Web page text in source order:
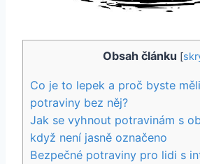
Obsah článku [
Co je to lepek a proč byste
potraviny bez něj?
Jak se vyhnout potravinám s
když není jasně označeno
Bezpečné potraviny pro lidi s